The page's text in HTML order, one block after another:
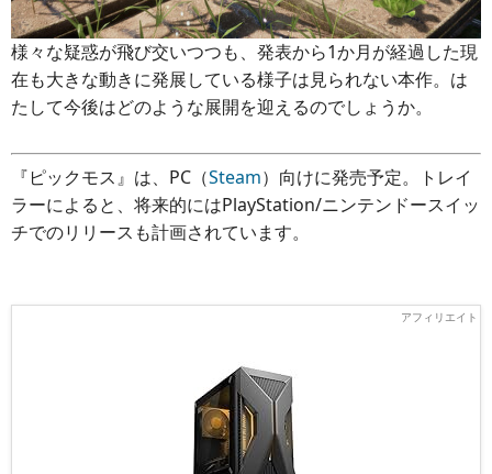
様々な疑惑が飛び交いつつも、発表から1か月が経過した現
在も大きな動きに発展している様子は見られない本作。は
たして今後はどのような展開を迎えるのでしょうか。
『ピックモス』は、PC（Steam）向けに発売予定。トレイ
ラーによると、将来的にはPlayStation/ニンテンドースイッ
チでのリリースも計画されています。